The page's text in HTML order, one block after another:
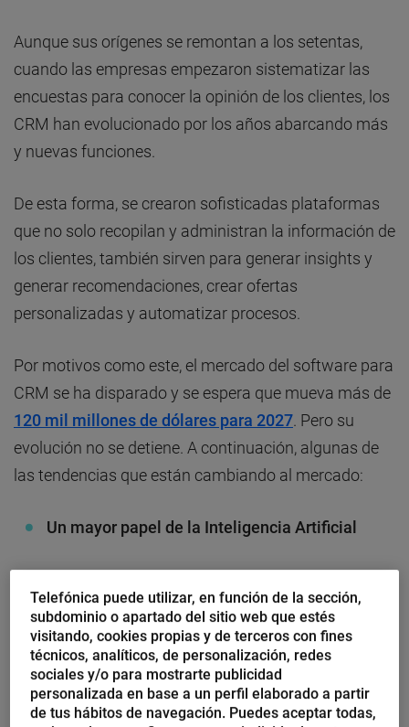
Aunque sus orígenes se remontan a los setentas,
cuando las empresas empezaron sistematizar las
encuestas para conocer la opinión de los clientes, los
CRM han evolucionado por los años abarcando más
y nuevas funciones.
De esta forma, se crearon sofisticadas plataformas
que no solo recopilan y administran la información de
los clientes, también sirven para generar insights y
generar recomendaciones, crear ofertas
personalizadas y automatizar procesos.
Por motivos como este, el mercado del software para
CRM se ha disparado y se espera que mueva más de
120 mil millones de dólares para 2027 . Pero su
evolución no se detiene. A continuación, algunas de
las tendencias que están cambiando al mercado:
Un mayor papel de la Inteligencia Artificial
mitad de las implementaciones de CRM hagan uso
de Machine Learning. Una tecnología que no solo
ayudará a las empresas para detectar patrones de
consumo, también automatizará tareas de forma
más eficiente y permitirá sugerir planes de acción.
Telefónica puede utilizar, en función de la sección,
subdominio o apartado del sitio web que estés
visitando, cookies propias y de terceros con fines
técnicos, analíticos, de personalización, redes
sociales y/o para mostrarte publicidad
personalizada en base a un perfil elaborado a partir
de tus hábitos de navegación. Puedes aceptar todas,